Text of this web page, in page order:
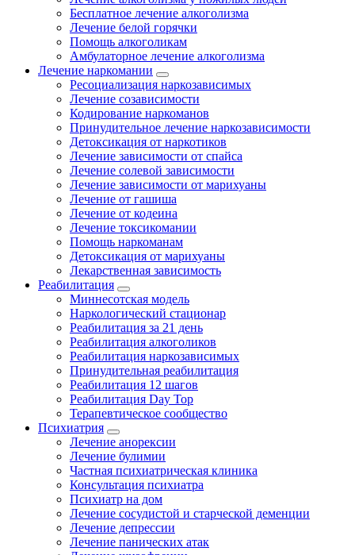
Бесплатное лечение алкоголизма
Лечение белой горячки
Помощь алкоголикам
Амбулаторное лечение алкоголизма
Лечение наркомании
Ресоциализация наркозависимых
Лечение созависимости
Кодирование наркоманов
Принудительное лечение наркозависимости
Детоксикация от наркотиков
Лечение зависимости от спайса
Лечение солевой зависимости
Лечение зависимости от марихуаны
Лечение от гашиша
Лечение от кодеина
Лечение токсикомании
Помощь наркоманам
Детоксикация от марихуаны
Лекарственная зависимость
Реабилитация
Миннесотская модель
Наркологический стационар
Реабилитация за 21 день
Реабилитация алкоголиков
Реабилитация наркозависимых
Принудительная реабилитация
Реабилитация 12 шагов
Реабилитация Day Top
Терапевтическое сообщество
Психиатрия
Лечение анорексии
Лечение булимии
Частная психиатрическая клиника
Консультация психиатра
Психиатр на дом
Лечение сосудистой и старческой деменции
Лечение депрессии
Лечение панических атак